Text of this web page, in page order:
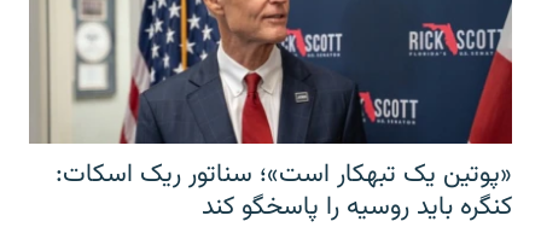
«پوتین یک تبهکار است»؛ سناتور ریک اسکات:
کنگره باید روسیه را پاسخگو کند